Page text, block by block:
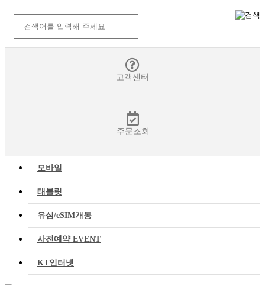
고객센터
주문조회
모바일
태블릿
유심/eSIM개통
사전예약 EVENT
KT인터넷